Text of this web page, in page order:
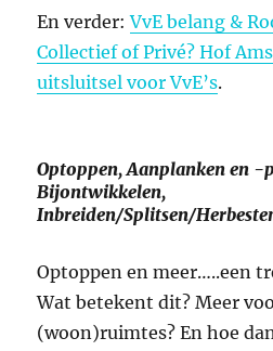
En verder:VvE belang &
Collectief of Privé? Hof
uitsluitsel voor VvE’s.
Optoppen, Aanplanken en
Bijontwikkelen,
Inbreiden/Splitsen/
Optoppen en meer…..een
Wat betekent dit? Meer
(woon)ruimtes? En hoe